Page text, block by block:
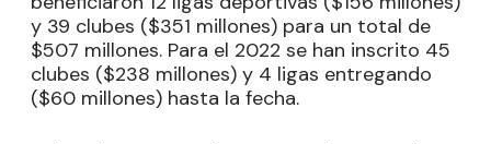
y 39 clubes ($351 millones) para un total de
$507 millones. Para el 2022 se han inscrito 45
clubes ($238 millones) y 4 ligas entregando
($60 millones) hasta la fecha.